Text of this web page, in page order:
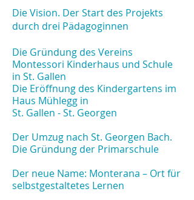
Die Vision. Der Start des Projekts
durch drei Pädagoginnen
Die Gründung des Vereins
Montessori Kinderhaus und Schule
in St. Gallen
Die Eröffnung des Kindergartens im
Haus Mühlegg in
St. Gallen - St. Georgen
Der Umzug nach St. Georgen Bach.
Die Gründung der Primarschule
Der neue Name: Monterana – Ort für
selbstgestaltetes Lernen